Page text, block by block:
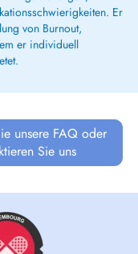
Er
von Burnout,
er individuell
unsere FAQ oder
Sie uns